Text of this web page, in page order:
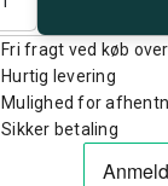
Fri fragt ved køb
Hurtig levering
Mulighed for
Sikker betaling